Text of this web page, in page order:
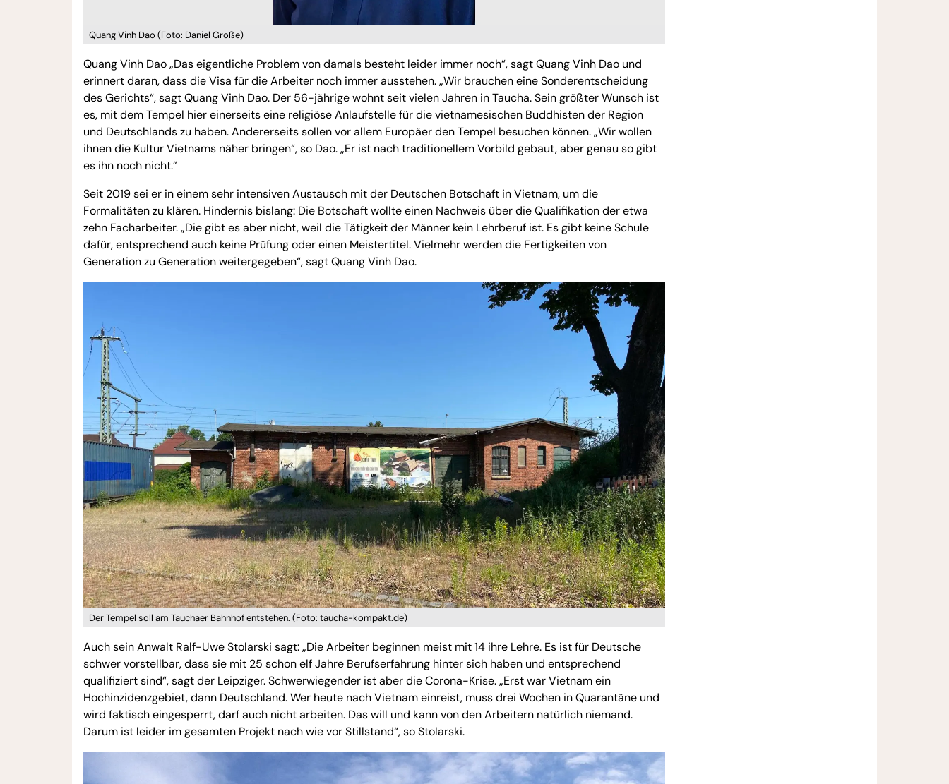
Quang Vinh Dao (Foto: Daniel Große)
Quang Vinh Dao „Das eigentliche Problem von damals besteht leider immer noch“, sagt Quang Vinh Dao und
erinnert daran, dass die Visa für die Arbeiter noch immer ausstehen. „Wir brauchen eine Sonderentscheidung
des Gerichts“, sagt Quang Vinh Dao. Der 56-jährige wohnt seit vielen Jahren in Taucha. Sein größter Wunsch ist
es, mit dem Tempel hier einerseits eine religiöse Anlaufstelle für die vietnamesischen Buddhisten der Region
und Deutschlands zu haben. Andererseits sollen vor allem Europäer den Tempel besuchen können. „Wir wollen
ihnen die Kultur Vietnams näher bringen“, so Dao. „Er ist nach traditionellem Vorbild gebaut, aber genau so gibt
es ihn noch nicht.”
Seit 2019 sei er in einem sehr intensiven Austausch mit der Deutschen Botschaft in Vietnam, um die
Formalitäten zu klären. Hindernis bislang: Die Botschaft wollte einen Nachweis über die Qualifikation der etwa
zehn Facharbeiter. „Die gibt es aber nicht, weil die Tätigkeit der Männer kein Lehrberuf ist. Es gibt keine Schule
dafür, entsprechend auch keine Prüfung oder einen Meistertitel. Vielmehr werden die Fertigkeiten von
Generation zu Generation weitergegeben“, sagt Quang Vinh Dao.
Der Tempel soll am Tauchaer Bahnhof entstehen. (Foto: taucha-kompakt.de)
Auch sein Anwalt Ralf-Uwe Stolarski sagt: „Die Arbeiter beginnen meist mit 14 ihre Lehre. Es ist für Deutsche
schwer vorstellbar, dass sie mit 25 schon elf Jahre Berufserfahrung hinter sich haben und entsprechend
qualifiziert sind“, sagt der Leipziger. Schwerwiegender ist aber die Corona-Krise. „Erst war Vietnam ein
Hochinzidenzgebiet, dann Deutschland. Wer heute nach Vietnam einreist, muss drei Wochen in Quarantäne und
wird faktisch eingesperrt, darf auch nicht arbeiten. Das will und kann von den Arbeitern natürlich niemand.
Darum ist leider im gesamten Projekt nach wie vor Stillstand“, so Stolarski.